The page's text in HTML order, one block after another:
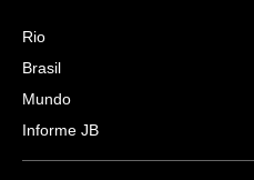
Rio
Brasil
Mundo
Informe JB